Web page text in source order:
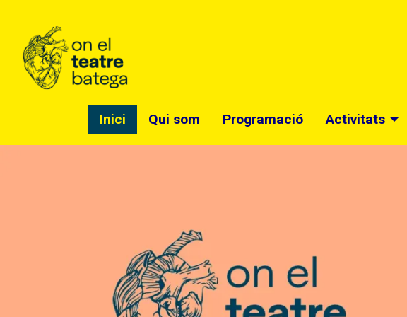
Inici Qui som Programació Activitats